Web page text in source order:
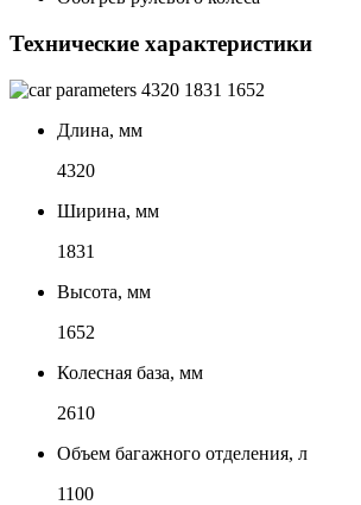
Технические характеристики
4320 1831 1652
Длина, мм
4320
Ширина, мм
1831
Высота, мм
1652
Колесная база, мм
2610
Объем багажного отделения, л
1100